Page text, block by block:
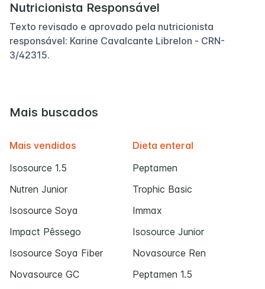
Nutricionista Responsável
Texto revisado e aprovado pela nutricionista
responsável: Karine Cavalcante Librelon - CRN-
3/42315.
Mais buscados
Mais vendidos
Isosource 1.5
Nutren Junior
Isosource Soya
Impact Pêssego
Isosource Soya Fiber
Novasource GC
Dieta enteral
Peptamen
Trophic Basic
Immax
Isosource Junior
Novasource Ren
Peptamen 1.5